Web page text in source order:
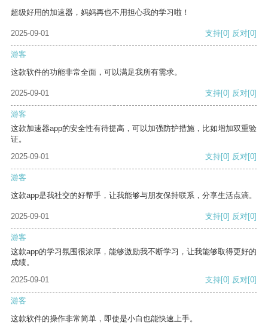
超级好用的加速器，妈妈再也不用担心我的学习啦！
2025-09-01 支持[0] 反对[0]
游客
这款软件的功能非常全面，可以满足我所有需求。
2025-09-01 支持[0] 反对[0]
游客
这款加速器app的安全性有待提高，可以加强防护措施，比如增加双重验
证。
2025-09-01
支持[0] 反对[0]
游客
这款app是我社交的好帮手，让我能够与朋友保持联系，分享生活点滴。
2025-09-01 支持[0] 反对[0]
游客
这款app的学习氛围很浓厚，能够激励我不断学习，让我能够取得更好的
成绩。
2025-09-01
支持[0] 反对[0]
游客
这款软件的操作非常简单，即使是小白也能快速上手。